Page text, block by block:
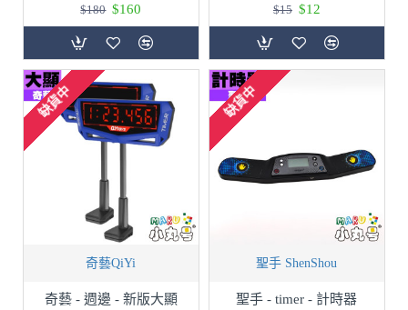
$160
$180
$12
$15
缺貨中
奇藝QiYi
奇藝 - 週邊 - 新版大顯
缺貨中
聖手 ShenShou
聖手 - timer - 計時器